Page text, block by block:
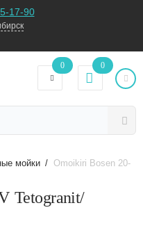
17-90
0 0
мойки / Omoikiri Bosen 20-
Tetogranit/